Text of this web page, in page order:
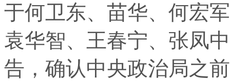
于何卫东、苗华、何宏
袁华智、王春宁、张凤
告，确认中央政治局之